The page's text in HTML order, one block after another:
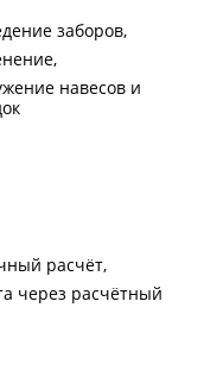
заборов
навесов и
расчёт
через расчётный